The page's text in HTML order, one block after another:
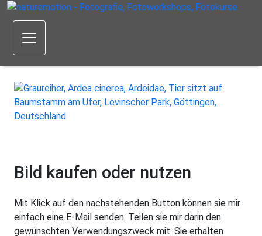
Bild kaufen oder nutzen
Mit Klick auf den nachstehenden Button können sie mir
einfach eine E-Mail senden. Teilen sie mir darin den
gewünschten Verwendungszweck mit. Sie erhalten